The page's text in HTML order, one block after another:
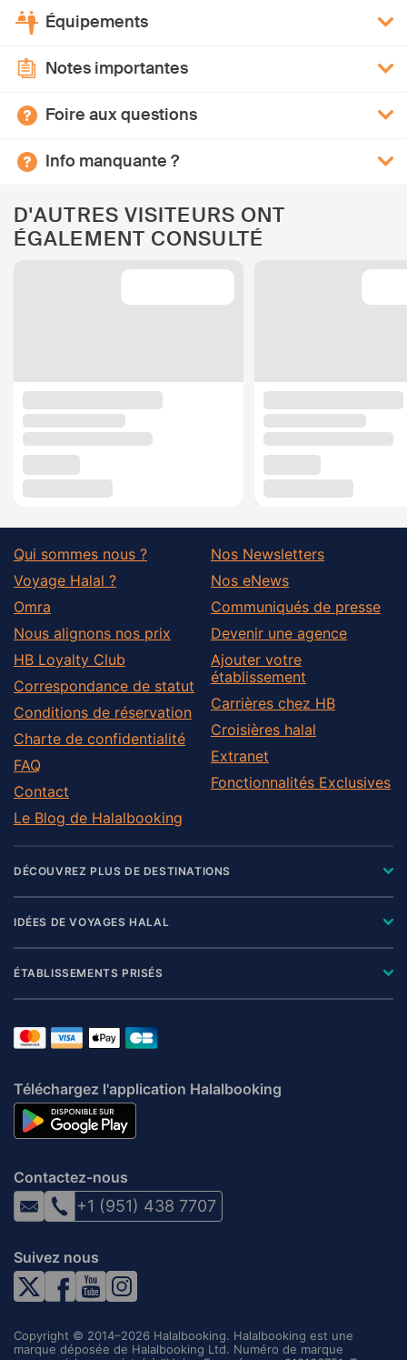
Équipements
Notes importantes
Foire aux questions
Info manquante ?
D'AUTRES VISITEURS ONT
ÉGALEMENT CONSULTÉ
Qui sommes nous ?
Voyage Halal ?
Omra
Nous alignons nos prix
HB Loyalty Club
Correspondance de statut
Conditions de réservation
Charte de confidentialité
FAQ
Contact
Le Blog de Halalbooking
Nos Newsletters
Nos eNews
Communiqués de presse
Devenir une agence
Ajouter votre
établissement
Carrières chez HB
Croisières halal
Extranet
Fonctionnalités Exclusives
DÉCOUVREZ PLUS DE DESTINATIONS
IDÉES DE VOYAGES HALAL
ÉTABLISSEMENTS PRISÉS
Téléchargez l'application Halalbooking
Contactez-nous
+1 (951) 438 7707
Suivez nous
Copyright © 2014–2026 Halalbooking. Halalbooking est une
marque déposée de Halalbooking Ltd. Numéro de marque